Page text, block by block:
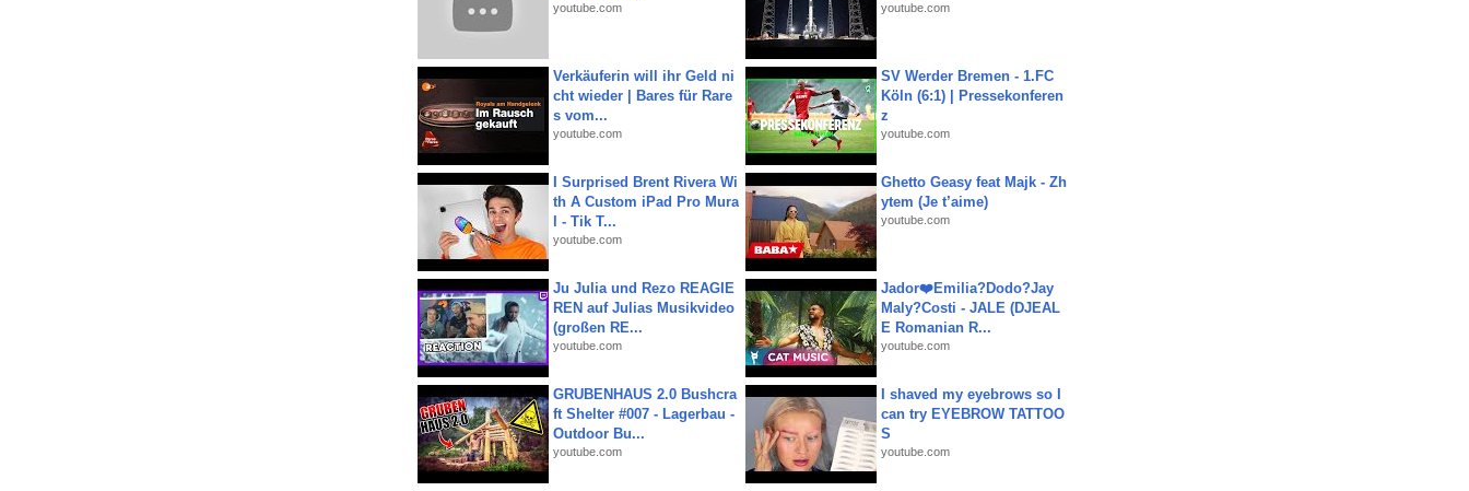
youtube.com youtube.com
Verkäuferin will ihr Geld ni
cht wieder | Bares für Rare
s vom...
youtube.com
SV Werder Bremen - 1.FC
Köln (6:1) | Pressekonferen
z
youtube.com
I Surprised Brent Rivera Wi
th A Custom iPad Pro Mura
l - Tik T...
youtube.com
Ghetto Geasy feat Majk - Zh
ytem (Je t’aime)
youtube.com
Ju Julia und Rezo REAGIE
REN auf Julias Musikvideo
(großen RE...
youtube.com
Jador❤️Emilia?Dodo?Jay
Maly?Costi - JALE (DJEAL
E Romanian R...
youtube.com
GRUBENHAUS 2.0 Bushcra
ft Shelter #007 - Lagerbau -
Outdoor Bu...
youtube.com
I shaved my eyebrows so I
can try EYEBROW TATTOO
S
youtube.com